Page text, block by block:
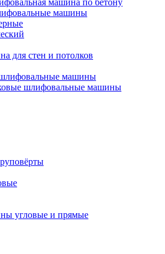
машина по бетону
машины
для стен и потолков
машины
шлифовальные машины
угловые и прямые